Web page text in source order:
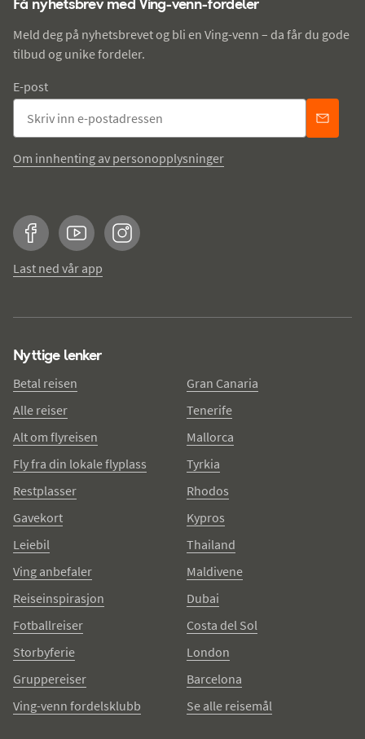
Meld deg på nyhetsbrevet og bli en Ving-venn – da får du gode
tilbud og unike fordeler.
E-post
Om innhenting av personopplysninger
FacebookYouTubeInstagram
Last ned vår app
Nyttige lenker
Betal reisen
Alle reiser
Alt om flyreisen
Fly fra din lokale flyplass
Restplasser
Gavekort
Leiebil
Ving anbefaler
Reiseinspirasjon
Fotballreiser
Storbyferie
Gruppereiser
Ving-venn fordelsklubb
Gran Canaria
Tenerife
Mallorca
Tyrkia
Rhodos
Kypros
Thailand
Maldivene
Dubai
Costa del Sol
London
Barcelona
Se alle reisemål